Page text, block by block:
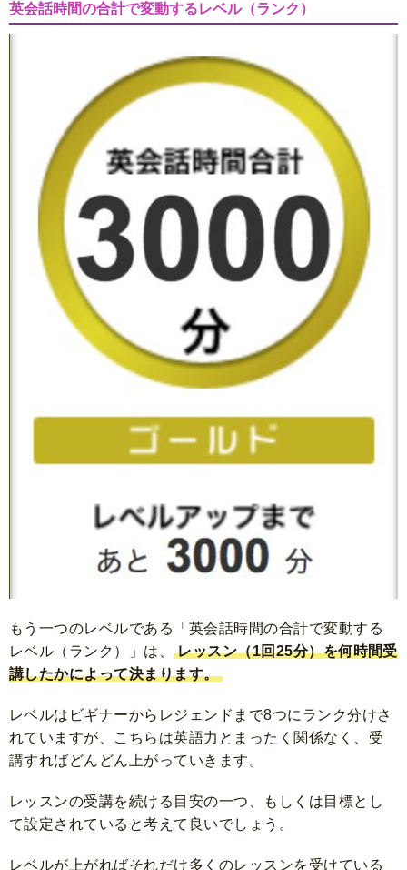
英会話時間の合計で変動するレベル（ランク）
もう一つのレベルである「英会話時間の合計で変動する
レベル（ランク）」は、 レッスン（1回25分）を何時間受
講したかによって決まります。
レベルはビギナーからレジェンドまで8つにランク分けさ
れていますが、こちらは英語力とまったく関係なく、受
講すればどんどん上がっていきます。
レッスンの受講を続ける目安の一つ、もしくは目標とし
て設定されていると考えて良いでしょう。
レベルが上がればそれだけ多くのレッスンを受けている